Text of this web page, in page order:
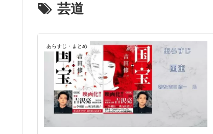
芸道
あらすじ・まとめ